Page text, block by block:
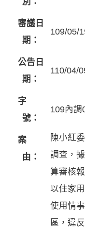
審議日
期：
109/05/
公告日
期：
110/04/
字
號：
109內調
案
由：
陳小紅
調查，
算審核
以住家
使用情
區，違